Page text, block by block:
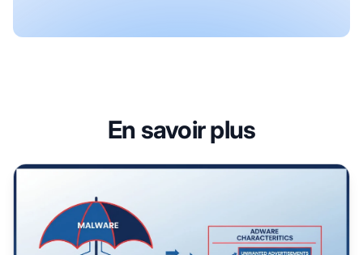
En savoir plus
Le logiciel publicitaire (adware) est-il un malware ?